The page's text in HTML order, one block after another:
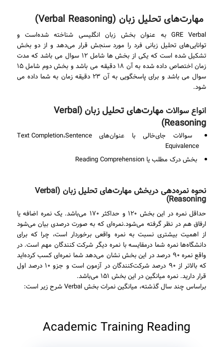
مهارت‌های تحلیل زبان (Verbal Reasoning)
GRE Verbal به عنوان بخش زبان انگلیسی شناخته شده‌است و
توانایی‌های تحلیل زبانی فرد را مورد سنجش قرار می‌دهد و از دو بخش
تشکیل شده است که یکی از بخش ها شامل ۱۲ سوال می باشد که مدت
زمان اختصاص داده شده به آن ۱۸ دقیقه می باشد و بخش دوم شامل ۱۵
سوال می باشد و برای پاسخگویی به آن ۲۳ دقیقه زمان به شما داده می
شود.
انواع سوالات
مهارت‌های تحلیل زبان (Verbal
Reasoning)
سوالات جای‌خالی با عنوان‌های Text Completion،Sentence
Equivalence
بخش درک مطلب یا Reading Comprehension
نحوه نمره‌دهی دربخش مهارت‌های تحلیل زبان (Verbal
Reasoning)
حداقل نمره در این بخش ۱۲۰ و حداکثر ۱۷۰ می‌باشد. یک نمره اضافه یا
ارفاق هم در نظر گرفته می‌شود.نمره‌ای که به صورت درصدی بیان می‌شود
از اهمیت بیشتری نسبت به نمره واقعی برخوردار است، چرا که برای
دانشگاه‌ها نمره شما درمقایسه با نمره دیگر شرکت کنندگان مهم است. در
واقع نمره ۹۰ درصد در این بخش نشان می‌دهد شما نمره‌ای کسب کرده‌اید
که بالاتر از ۹۰ درصد شرکت‌کنندگان در آزمون است و جزو ۱۰ درصد اول
قرار دارید. نمره میانگین در این بخش ۱۵۱ می‌باشد.
براساس چند سال گذشته، میانگین نمرات بخش Verbal شرح زیر است:
Academic Training Reading